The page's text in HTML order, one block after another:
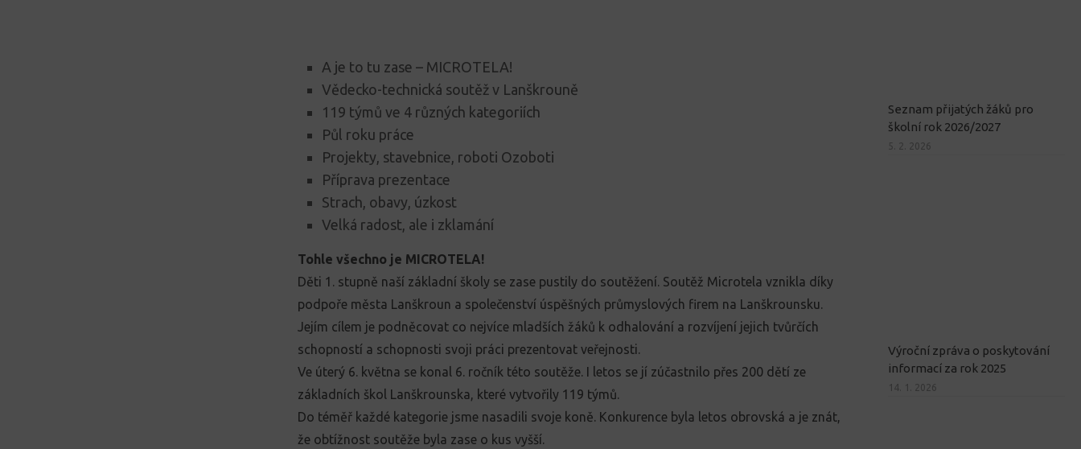
A je to tu zase – MICROTELA!
Vědecko-technická soutěž v Lanškrouně
119 týmů ve 4 různých kategoriích
Půl roku práce
Projekty, stavebnice, roboti Ozoboti
Příprava prezentace
Strach, obavy, úzkost
Velká radost, ale i zklamání
Tohle všechno je MICROTELA!
Děti 1. stupně naší základní školy se zase pustily do soutěžení. Soutěž Microtela vznikla díky
podpoře města Lanškroun a společenství úspěšných průmyslových firem na Lanškrounsku.
Jejím cílem je podněcovat co nejvíce mladších žáků k odhalování a rozvíjení jejich tvůrčích
schopností a schopnosti svoji práci prezentovat veřejnosti.
Ve úterý 6. května se konal 6. ročník této soutěže. I letos se jí zúčastnilo přes 200 dětí ze
základních škol Lanškrounska, které vytvořily 119 týmů.
Do téměř každé kategorie jsme nasadili svoje koně. Konkurence byla letos obrovská a je znát,
že obtížnost soutěže byla zase o kus vyšší.
Seznam přijatých žáků pro
školní rok 2026/2027
5. 2. 2026
Výroční zpráva o poskytování
informací za rok 2025
14. 1. 2026